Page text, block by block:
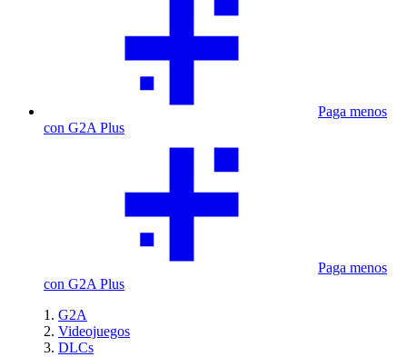
Paga menos
con G2A Plus
Paga menos
con G2A Plus
G2A
Videojuegos
DLCs